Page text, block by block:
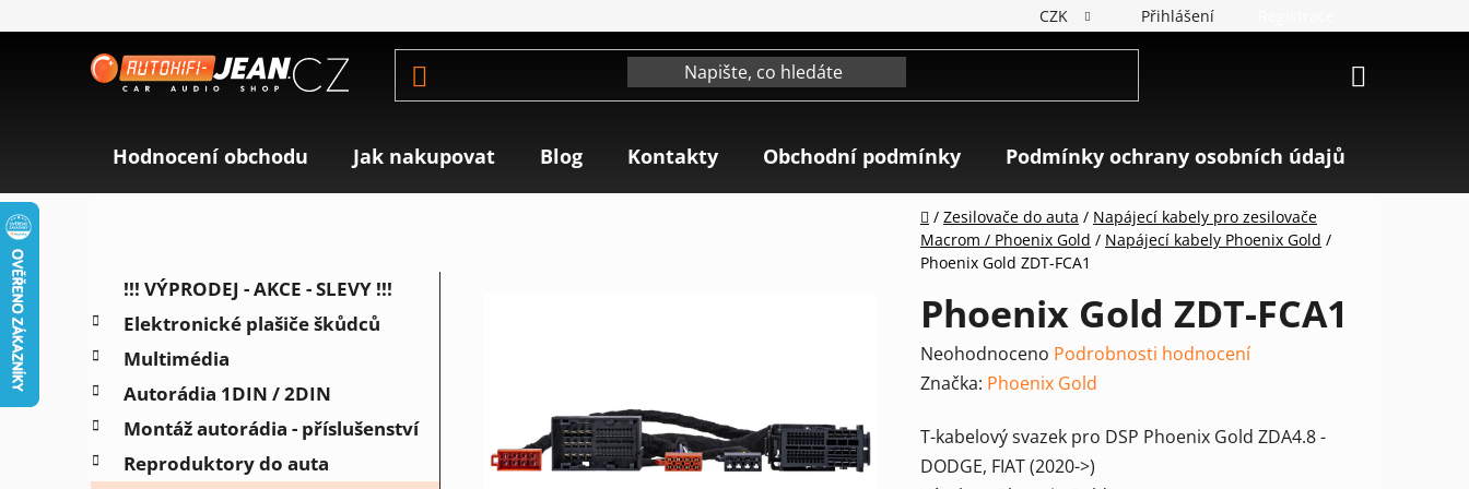
na
CZK Přihlášení
Hodnocení obchodu Jak nakupovat Blog Kontakty Obchodní podmínky Podmínky ochrany osobních údajů
Domů
/ Zesilovače do auta / Napájecí kabely pro zesilovače
Macrom / Phoenix Gold / Napájecí kabely Phoenix Gold /
Phoenix Gold ZDT-FCA1
o
s
t
r
a
n
Přeskočit
t
e
g
o
r
i
e
!!! VÝPRODEJ - AKCE - SLEVY !!!
Elektronické plašiče škůdců
Multimédia
Autorádia 1DIN / 2DIN
Montáž autorádia - příslušenství
Reproduktory do auta
Phoenix Gold ZDT-FCA1
Průměrné
hodnocení
je
0,0
Neohodnoceno Podrobnosti hodnocení
Značka: Phoenix Gold
T-kabelový svazek pro DSP Phoenix Gold ZDA4.8 -
DODGE, FIAT (2020->)